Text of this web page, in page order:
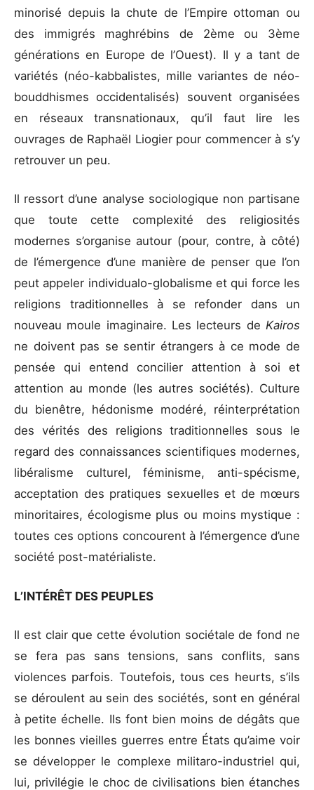
minorisé depuis la chute de l’Empire ottoman ou
des immigrés maghrébins de 2ème ou 3ème
générations en Europe de l’Ouest). Il y a tant de
variétés (néo-kabbalistes, mille variantes de néo-
bouddhismes occidentalisés) souvent organisées
en réseaux transnationaux, qu’il faut lire les
ouvrages de Raphaël Liogier pour commencer à s’y
retrouver un peu.
Il ressort d’une analyse sociologique non partisane
que toute cette complexité des religiosités
modernes s’organise autour (pour, contre, à côté)
de l’émergence d’une manière de penser que l’on
peut appeler individualo-globalisme et qui force les
religions traditionnelles à se refonder dans un
nouveau moule imaginaire. Les lecteurs de Kairos
ne doivent pas se sentir étrangers à ce mode de
pensée qui entend concilier attention à soi et
attention au monde (les autres sociétés). Culture
du bienêtre, hédonisme modéré, réinterprétation
des vérités des religions traditionnelles sous le
regard des connaissances scientifiques modernes,
libéralisme culturel, féminisme, anti-spécisme,
acceptation des pratiques sexuelles et de mœurs
minoritaires, écologisme plus ou moins mystique :
toutes ces options concourent à l’émergence d’une
société post-matérialiste.
L’INTÉRÊT DES PEUPLES
Il est clair que cette évolution sociétale de fond ne
se fera pas sans tensions, sans conflits, sans
violences parfois. Toutefois, tous ces heurts, s’ils
se déroulent au sein des sociétés, sont en général
à petite échelle. Ils font bien moins de dégâts que
les bonnes vieilles guerres entre États qu’aime voir
se développer le complexe militaro-industriel qui,
lui, privilégie le choc de civilisations bien étanches